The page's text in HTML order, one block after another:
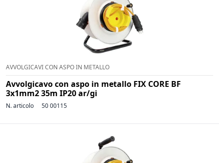
AVVOLGICAVI CON ASPO IN METALLO
Avvolgicavo con aspo in metallo FIX CORE BF
3x1mm2 35m IP20 ar/gi
N. articolo 50 00115